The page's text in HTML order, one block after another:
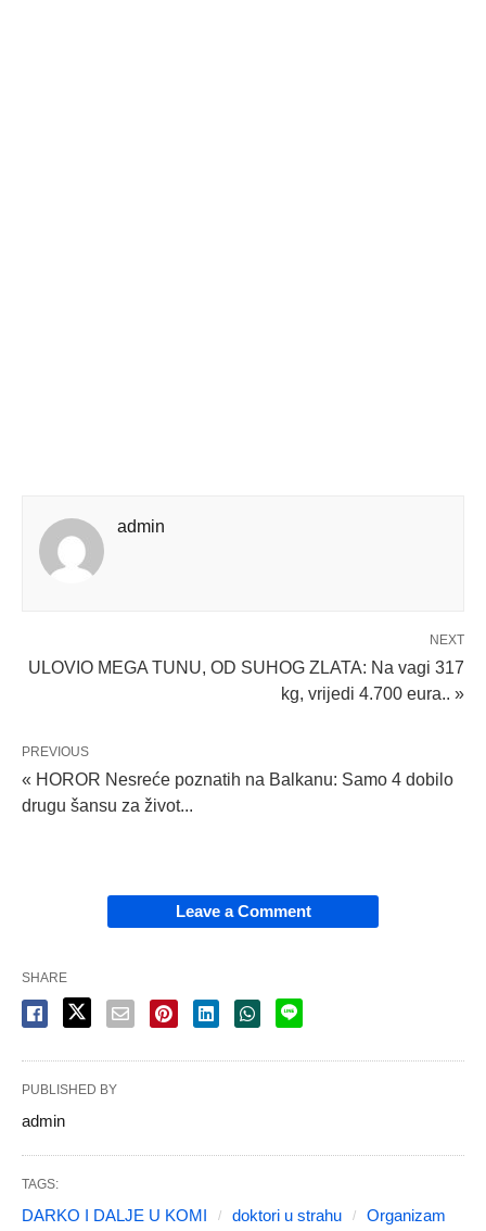
admin
NEXT
ULOVIO MEGA TUNU, OD SUHOG ZLATA: Na vagi 317
kg, vrijedi 4.700 eura.. »
PREVIOUS
« HOROR Nesreće poznatih na Balkanu: Samo 4 dobilo
drugu šansu za život...
Leave a Comment
SHARE
PUBLISHED BY
admin
TAGS:
DARKO I DALJE U KOMI doktori u strahu
Organizam